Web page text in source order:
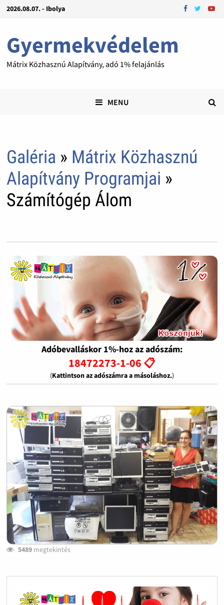
2026.08.07. - Ibolya
Gyermekvédelem
Mátrix Közhasznú Alapítvány, adó 1% felajánlás
MENU
Galéria » Mátrix Közhasznú
Alapítvány Programjai »
Számítógép Álom
Adóbevalláskor 1%-hoz az adószám:
18472273-1-06 📋
(Kattintson az adószámra a másoláshoz.)
5489megtekintés